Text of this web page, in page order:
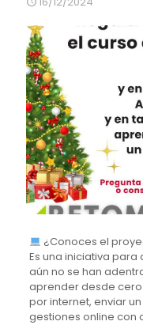
¿Conoces el
Es una iniciativa
aún no se han
aprender desde
por internet, enviar
gestiones online con